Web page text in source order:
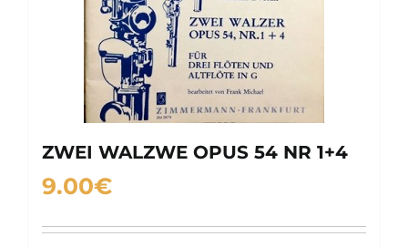
ZWEI WALZWE OPUS 54 NR 1+4
9.00€